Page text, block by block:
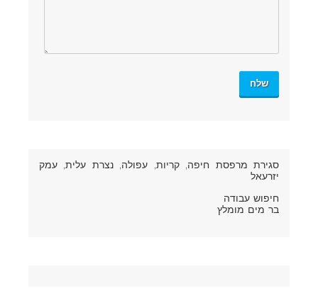
סגירת מרפסת חיפה, קריות, עפולה, נצרת עלית, עמק
יזרעאל
חיפוש עבודה
בר מים מומלץ